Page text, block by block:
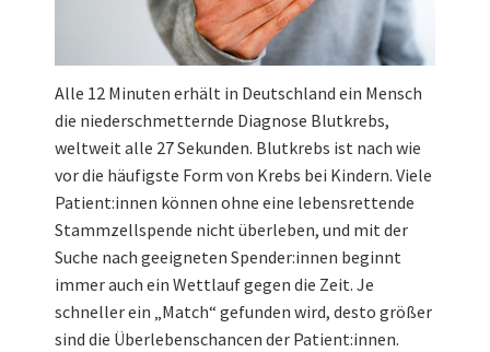
Alle 12 Minuten erhält in Deutschland ein Mensch
die niederschmetternde Diagnose Blutkrebs,
weltweit alle 27 Sekunden. Blutkrebs ist nach wie
vor die häufigste Form von Krebs bei Kindern. Viele
Patient:innen können ohne eine lebensrettende
Stammzellspende nicht überleben, und mit der
Suche nach geeigneten Spender:innen beginnt
immer auch ein Wettlauf gegen die Zeit. Je
schneller ein „Match“ gefunden wird, desto größer
sind die Überlebenschancen der Patient:innen.